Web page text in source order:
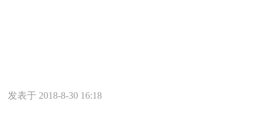
发表于 2018-8-30 16:18